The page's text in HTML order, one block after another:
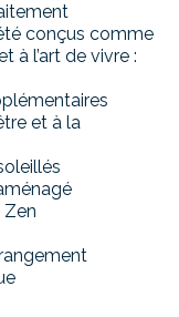
conçus comme
à l’art de vivre :
et à la
Zen